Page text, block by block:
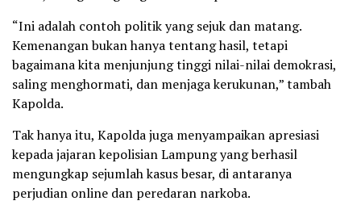
“Ini adalah contoh politik yang sejuk dan matang.
Kemenangan bukan hanya tentang hasil, tetapi
bagaimana kita menjunjung tinggi nilai-nilai demokrasi,
saling menghormati, dan menjaga kerukunan,” tambah
Kapolda.
Tak hanya itu, Kapolda juga menyampaikan apresiasi
kepada jajaran kepolisian Lampung yang berhasil
mengungkap sejumlah kasus besar, di antaranya
perjudian online dan peredaran narkoba.